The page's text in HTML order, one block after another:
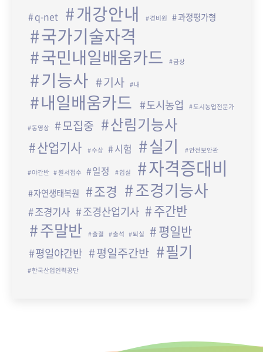
q-net 개강안내 경비원 과정평가형
국가기술자격
국민내일배움카드 금상
기능사 기사 내
내일배움카드 도시농업 도시농업전문가
동영상 모집중 산림기능사
산업기사 수상 시험 실기 안전보안관
야간반 원서접수 일정 입실 자격증대비
자연생태복원 조경 조경기능사
조경기사 조경산업기사 주간반
주말반 출결 출석 퇴실 평일반
평일야간반 평일주간반 필기
한국산업인력공단